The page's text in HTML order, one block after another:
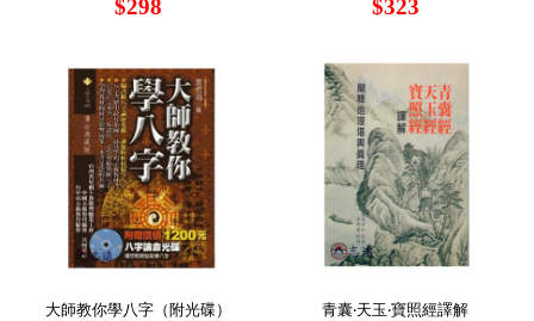
$298 $323
大師教你學八字（附光碟） 青囊‧天玉‧寶照經譯解